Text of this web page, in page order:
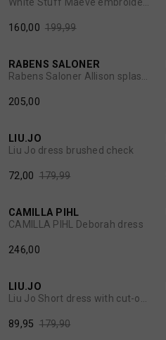
HANDSCHOENEN
JEANS
JUMPSUITS
JURKEN
MUTSEN
JEANS
POLO'S
SCHOENEN EN REGENLAARZEN
SHORTS
SJAALS
160,00 199,99
1/2
RABENS SALONER
205,00
1/2
LIU.JO
Liu Jo dress brushed check
72,00 179,99
1/2
CAMILLA PIHL
CAMILLA PIHL Deborah dress
246,00
1/2
LIU.JO
89,95 179,90